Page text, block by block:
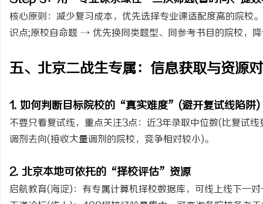
核心原则：减少复习成本，优先选择专业课适配度高的院
识点;原校自命题 → 优先换同类题型、同参考书目的院校，
五、北京二战生专属：信息获取与资源
1. 如何判断目标院校的“真实难度”(避开复试线陷阱)
不要只看复试线，重点关注3点：近3年录取中位数(比复试
调剂去向(接收大量调剂的院校，竞争相对较小)。
2. 北京本地可依托的“择校评估”资源
启航教育(海淀)：有专属计算机择校数据库，可线上线下一